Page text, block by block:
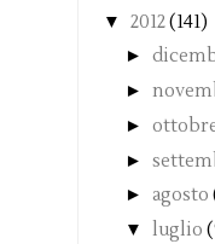
▼ 2012(141)
►
►
►
►
► agosto
▼ luglio